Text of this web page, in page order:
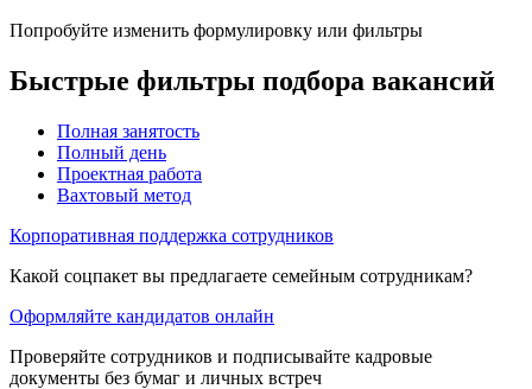
Попробуйте изменить формулировку или фильтры
Быстрые фильтры подбора вакансий
Полная занятость
Полный день
Проектная работа
Вахтовый метод
Корпоративная поддержка сотрудников
Какой соцпакет вы предлагаете семейным сотрудникам?
Оформляйте кандидатов онлайн
Проверяйте сотрудников и подписывайте кадровые
документы без бумаг и личных встреч